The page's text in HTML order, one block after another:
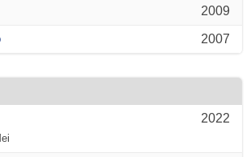
2009
2007
2022